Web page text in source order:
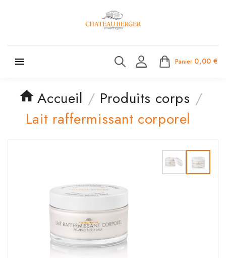
 Panier 0,00 €
Accueil
Produits corps
Lait raffermissant corporel